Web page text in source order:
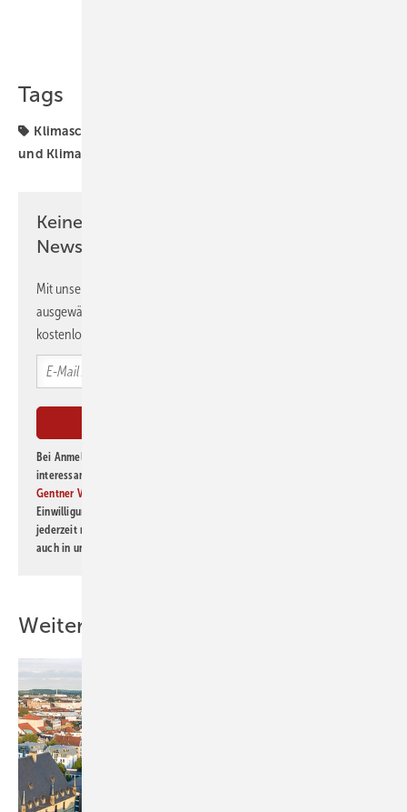
Tags
Klimaschutz
und Klima
Keine Zeit? Kein Problem mit dem GEB
Newsletter!
Mit unserem Newsletter erhalten Sie regelmäßig von uns
ausgewählte Informationen und Neuigkeiten, gebündelt und
kostenlos direkt ins Postfach.
Bei Anmeldung zu diesem Newsletter bin ich damit einverstanden, über
interessante Verlags- und Online-Angebote
Gentner Verlag GmbH & Co. KG
Einwilligung kann ich jederzeit widerrufen und eine Abmeldung ist
jederzeit möglich. Informationen zum Umgang mit Daten finden Sie
auch in unserer
Weitere Inhalte